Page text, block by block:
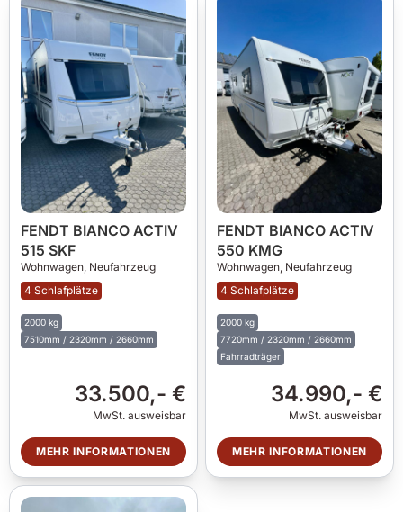
FENDT BIANCO ACTIV
515 SKF
Wohnwagen, Neufahrzeug
4 Schlafplätze
2000 kg
7510mm / 2320mm / 2660mm
33.500,- €
MwSt. ausweisbar
MEHR INFORMATIONEN
FENDT BIANCO ACTIV
550 KMG
Wohnwagen, Neufahrzeug
4 Schlafplätze
2000 kg
7720mm / 2320mm / 2660mm
Fahrradträger
34.990,- €
MwSt. ausweisbar
MEHR INFORMATIONEN